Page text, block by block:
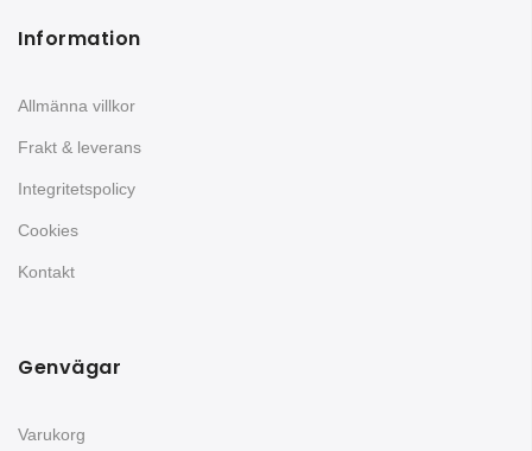
Information
Allmänna villkor
Frakt & leverans
Integritetspolicy
Cookies
Kontakt
Genvägar
Varukorg